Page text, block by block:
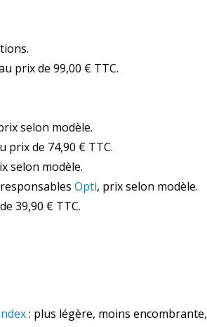
prix de 99,00 € TTC.
selon modèle.
prix de 74,90 € TTC.
selon modèle.
Opti, prix selon modèle.
39,90 € TTC.
: plus légère, moins encombrante,